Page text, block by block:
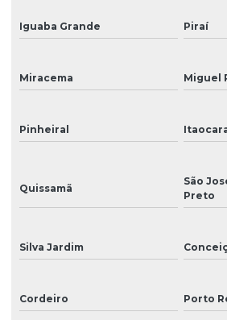
Placa das cabeças
Placa principal
Placas de sinalização
Plotter para impressão de grandes
Plotter de recorte
Reparo de impressora digital
Iguaba Grande Piraí
Miracema Miguel
Pinheiral
Quissamã
São
Preto
Silva Jardim
Cordeiro Porto